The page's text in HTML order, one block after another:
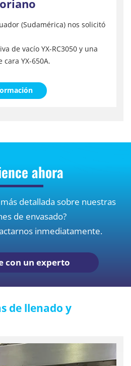
(Sudamérica) nos solicitó
de vacío YX-RC3050 y una
YX-650A.
ahora
detallada sobre nuestras
de envasado?
inmediatamente.
con un experto
de llenado y